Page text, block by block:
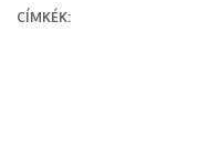
CÍMKÉK: